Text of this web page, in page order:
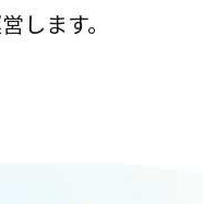
します。